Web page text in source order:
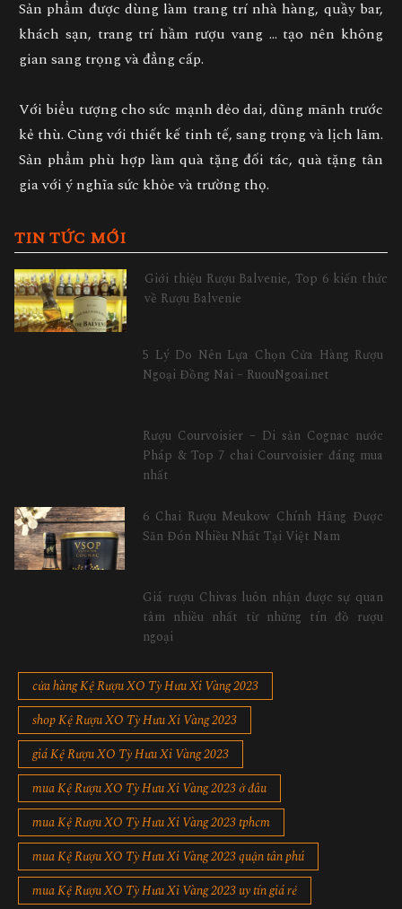
Sản phẩm được dùng làm trang trí nhà hàng, quầy bar,
khách sạn, trang trí hầm rượu vang… tạo nên không
gian sang trọng và đẳng cấp.
Với biểu tượng cho sức mạnh dẻo dai, dũng mãnh trước
kẻ thù. Cùng với thiết kế tinh tế, sang trọng và lịch lãm.
Sản phẩm phù hợp làmquà tặng đối tác, quà tặng tân
giavới ý nghĩa sức khỏe và trường thọ.
TIN TỨC MỚI
Giới thiệu Rượu Balvenie, Top 6 kiến thức
về Rượu Balvenie
5 Lý Do Nên Lựa Chọn Cửa Hàng Rượu
Ngoại Đồng Nai – RuouNgoai.net
Rượu Courvoisier – Di sản Cognac nước
Pháp & Top 7 chai Courvoisier đáng mua
nhất
6 Chai Rượu Meukow Chính Hãng Được
Săn Đón Nhiều Nhất Tại Việt Nam
Giá rượu Chivas luôn nhận được sự quan
tâm nhiều nhất từ những tín đồ rượu
ngoại
cửa hàng Kệ Rượu XO Tỳ Hưu Xi Vàng 2023
shop Kệ Rượu XO Tỳ Hưu Xi Vàng 2023
giá Kệ Rượu XO Tỳ Hưu Xi Vàng 2023
mua Kệ Rượu XO Tỳ Hưu Xi Vàng 2023 ở đâu
mua Kệ Rượu XO Tỳ Hưu Xi Vàng 2023 tphcm
mua Kệ Rượu XO Tỳ Hưu Xi Vàng 2023 quận tân phú
mua Kệ Rượu XO Tỳ Hưu Xi Vàng 2023 uy tín giá rẻ